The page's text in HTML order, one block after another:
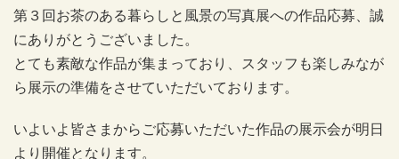
第３回お茶のある暮らしと風景の写真展への作品応募、誠
にありがとうございました。
とても素敵な作品が集まっており、スタッフも楽しみなが
ら展示の準備をさせていただいております。
いよいよ皆さまからご応募いただいた作品の展示会が明日
より開催となります。